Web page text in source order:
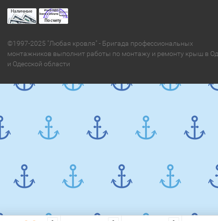
©1997-2025 "Любая кровля" - Бригада профессиональных
монтажников выполнит работы по монтажу и ремонту крыш в
и Одесской области